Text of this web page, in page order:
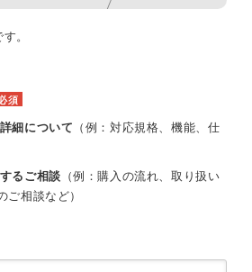
。
須
細について （例：対応規格、機能、仕
るご相談 （例：購入の流れ、取り扱い
ご相談など）